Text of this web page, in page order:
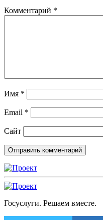
Комментарий *
Имя *
Email *
Сайт
Госуслуги. Решаем вместе.